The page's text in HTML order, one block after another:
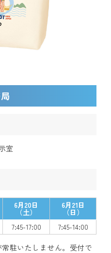
室
6月20日
（土）
6月21日
（日）
7:45-17:00 7:45-14:00
駐いたしません。受付で